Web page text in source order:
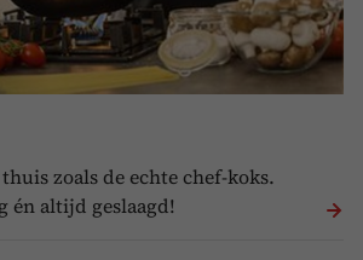
zoals de echte chef-koks.
altijd geslaagd!